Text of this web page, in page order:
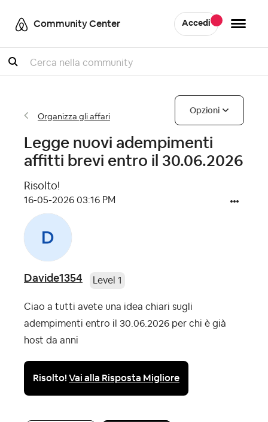
Community Center Accedi
Cercare
Organizza gli affari
Opzioni
Legge nuovi adempimenti
affitti brevi entro il 30.06.2026
Risolto!
‎16-05-2026 03:16 PM
Davide1354 Level 1
Ciao a tutti avete una idea chiari sugli
adempimenti entro il 30.06.2026 per chi è già
host da anni
Risolto!Vai alla Risposta Migliore